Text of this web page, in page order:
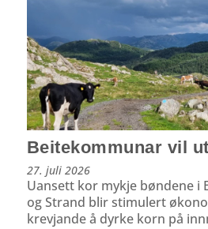
Beitekommunar vil
27. juli 2026
Uansett kor mykje bøndene i
og Strand blir stimulert
krevjande å dyrke korn på